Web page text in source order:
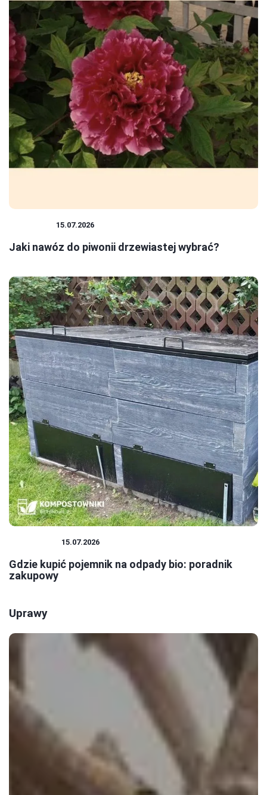
15.07.2026
Jaki nawóz do piwonii drzewiastej wybrać?
15.07.2026
Gdzie kupić pojemnik na odpady bio: poradnik
zakupowy
Uprawy